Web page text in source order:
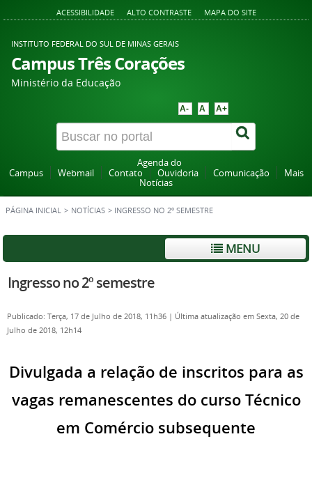
ACESSIBILIDADE ALTO CONTRASTE MAPA DO SITE
INSTITUTO FEDERAL DO SUL DE MINAS GERAIS
Campus Três Corações
Ministério da Educação
A- A A+
Agenda do
Campus
Webmail Contato Ouvidoria Comunicação
Mais
Notícias
PÁGINA INICIAL > NOTÍCIAS > INGRESSO NO 2º SEMESTRE
MENU
Ingresso no 2º semestre
Publicado: Terça, 17 de Julho de 2018, 11h36 | Última atualização em Sexta, 20 de
Julho de 2018, 12h14
Divulgada a relação de inscritos para as
vagas remanescentes do curso Técnico
em Comércio subsequente